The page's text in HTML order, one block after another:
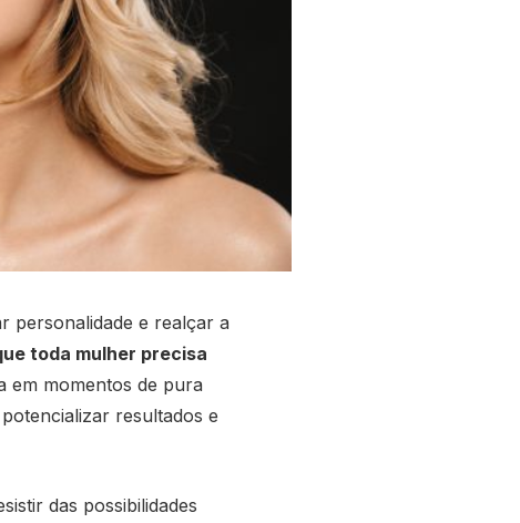
personalidade e realçar a
toda mulher precisa
em momentos de pura
resultados e
das possibilidades